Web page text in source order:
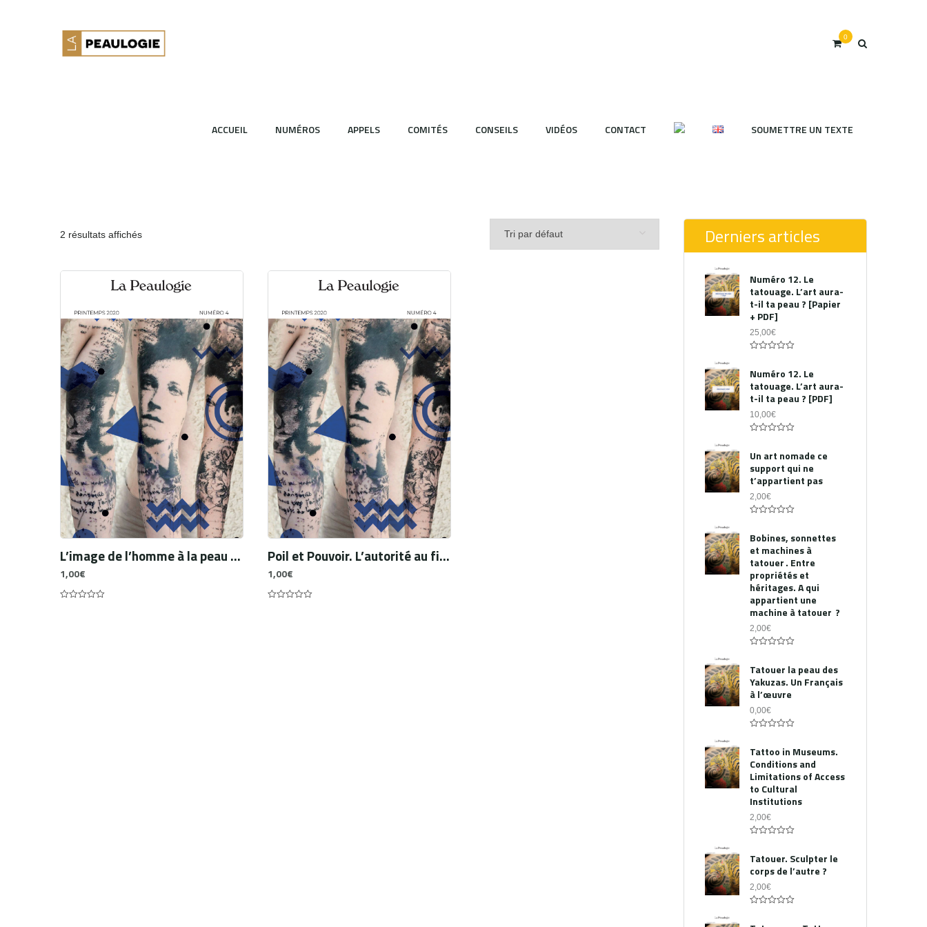
0
ACCUEIL NUMÉROS APPELS COMITÉS CONSEILS VIDÉOS CONTACT SOUMETTRE UN TEXTE
2 résultats affichés
L’image de l’homme à la peau foncée dans le monde romain antique
1,00€
Poil et Pouvoir. L’autorité au fil du rasoir
1,00€
Derniers articles
Numéro 12. Le
tatouage. L’art aura-
t-il ta peau ? [Papier
+ PDF]
25,00€
out
of
5
Numéro 12. Le
tatouage. L’art aura-
t-il ta peau ? [PDF]
10,00€
out
of
5
Un art nomade ce
support qui ne
t’appartient pas
2,00€
out
of
5
Bobines, sonnettes
et machines à
tatouer . Entre
propriétés et
héritages. A qui
appartient une
machine à tatouer ?
2,00€
out
of
5
Tatouer la peau des
Yakuzas. Un Français
à l’œuvre
0,00€
out
of
5
Tattoo in Museums.
Conditions and
Limitations of Access
to Cultural
Institutions
2,00€
out
of
5
Tatouer. Sculpter le
corps de l’autre ?
2,00€
out